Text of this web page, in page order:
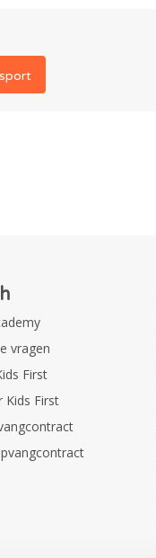
sport
vragen
First
Kids First